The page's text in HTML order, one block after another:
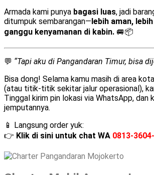
Armada kami punya bagasi luas, jadi
ditumpuk sembarangan— lebih aman,
ganggu kenyamanan di kabin. 🚐📦
💬 “Tapi aku di Pangandaran Timur, bisa
Bisa dong! Selama kamu masih di area
(atau titik-titik sekitar jalur operasional),
Tinggal kirim pin lokasi via WhatsApp, dan
jemputannya.
📱 Langsung order yuk:
👉 Klik di sini untuk chat WA 0813-